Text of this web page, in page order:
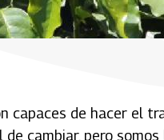
capaces de hacer el
cambiar, pero